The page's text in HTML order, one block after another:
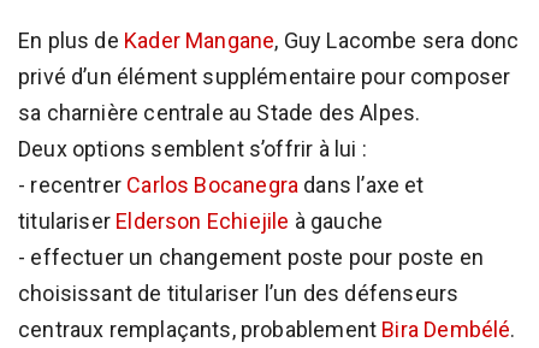
En plus de Kader Mangane, Guy Lacombe sera donc
privé d’un élément supplémentaire pour composer
sa charnière centrale au Stade des Alpes.
Deux options semblent s’offrir à lui :
- recentrer Carlos Bocanegra dans l’axe et
titulariser Elderson Echiejile à gauche
- effectuer un changement poste pour poste en
choisissant de titulariser l’un des défenseurs
centraux remplaçants, probablement Bira Dembélé.